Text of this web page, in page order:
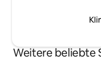
Weitere beliebte